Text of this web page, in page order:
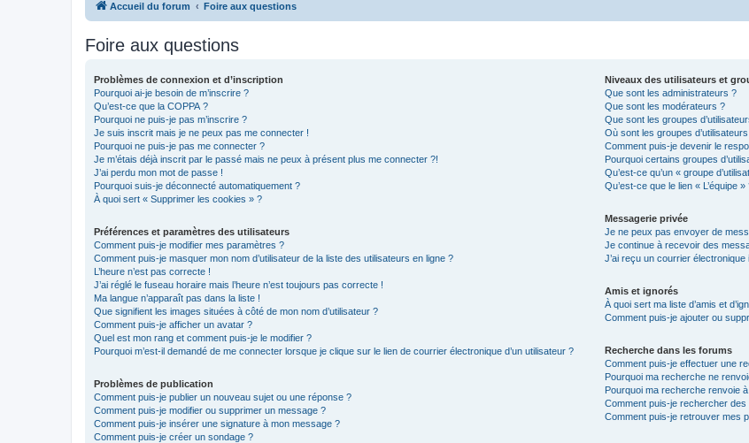
Accueil du forum Foire aux questions
Foire aux questions
Problèmes de connexion et d’inscription
Pourquoi ai-je besoin de m’inscrire ?
Qu’est-ce que la COPPA ?
Pourquoi ne puis-je pas m’inscrire ?
Je suis inscrit mais je ne peux pas me connecter !
Pourquoi ne puis-je pas me connecter ?
Je m’étais déjà inscrit par le passé mais ne peux à présent plus me connecter ?!
J’ai perdu mon mot de passe !
Pourquoi suis-je déconnecté automatiquement ?
À quoi sert « Supprimer les cookies » ?
Préférences et paramètres des utilisateurs
Comment puis-je modifier mes paramètres ?
Comment puis-je masquer mon nom d’utilisateur de la liste des utilisateurs en ligne ?
L’heure n’est pas correcte !
J’ai réglé le fuseau horaire mais l’heure n’est toujours pas correcte !
Ma langue n’apparaît pas dans la liste !
Que signifient les images situées à côté de mon nom d’utilisateur ?
Comment puis-je afficher un avatar ?
Quel est mon rang et comment puis-je le modifier ?
Pourquoi m’est-il demandé de me connecter lorsque je clique sur le lien de courrier électronique d’un utilisateur ?
Problèmes de publication
Comment puis-je publier un nouveau sujet ou une réponse ?
Comment puis-je modifier ou supprimer un message ?
Comment puis-je insérer une signature à mon message ?
Comment puis-je créer un sondage ?
Niveaux des utilisateurs et
Que sont les administrateurs ?
Que sont les modérateurs ?
Que sont les groupes
Où sont les groupes
Comment puis-je devenir le
Pourquoi certains groupes
Qu’est-ce qu’un « groupe
Qu’est-ce que le lien « L’équipe »
Messagerie privée
Je ne peux pas envoyer de
Je continue à recevoir des
J’ai reçu un courrier
Amis et ignorés
À quoi sert ma liste d’amis et
Comment puis-je ajouter ou
Recherche dans les forums
Comment puis-je effectuer une
Pourquoi ma recherche ne
Pourquoi ma recherche renvoie
Comment puis-je rechercher des
Comment puis-je retrouver mes